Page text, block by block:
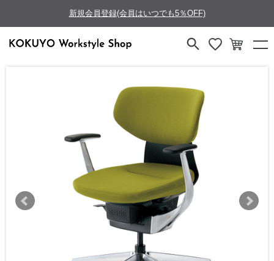
新規会員登録(会員はいつでも5％OFF)